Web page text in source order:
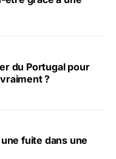
du Portugal pour
?
fuite dans une